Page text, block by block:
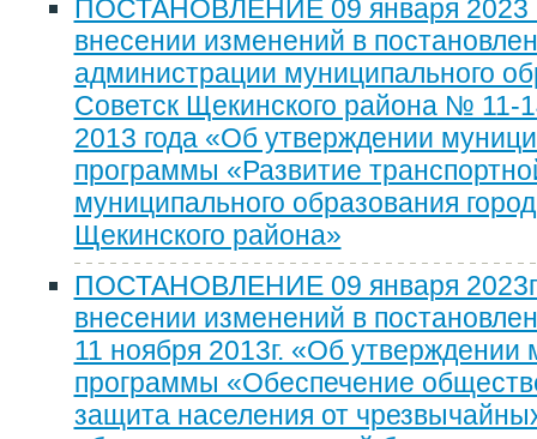
ПОСТАНОВЛЕНИЕ 09 января 2023
внесении изменений в
администрации муниципального
Советск Щекинского района № 11-
2013 года «Об утверждении
программы «Развитие
муниципального образования
Щекинского района»
ПОСТАНОВЛЕНИЕ 09 января
внесении изменений в
11 ноября 2013г. «Об утверждении
программы «Обеспечение
защита населения от